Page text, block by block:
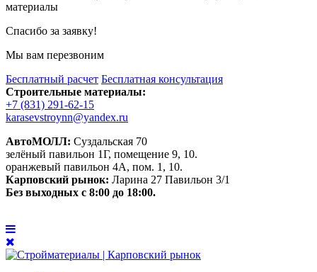
материалы
Спасибо за заявку!
Мы вам перезвоним
Бесплатный расчет Бесплатная консультация
Строительные материалы:
+7 (831) 291-62-15
karasevstroynn@yandex.ru
АвтоМОЛЛ: Суздальская 70
зелёный павильон 1Г, помещение 9, 10.
оранжевый павильон 4А, пом. 1, 10.
Карповский рынок: Ларина 27 Павильон 3/1
Без выходных с 8:00 до 18:00.